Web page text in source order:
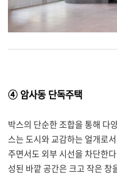
④ 암사동 단독주택
박스의 단순한 조합을 통해 다
스는 도시와 교감하는 얼개로
주면서도 외부 시선을 차단한다
성된 바깥 공간은 크고 작은